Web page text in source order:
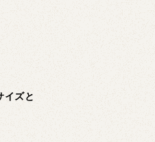
イズと